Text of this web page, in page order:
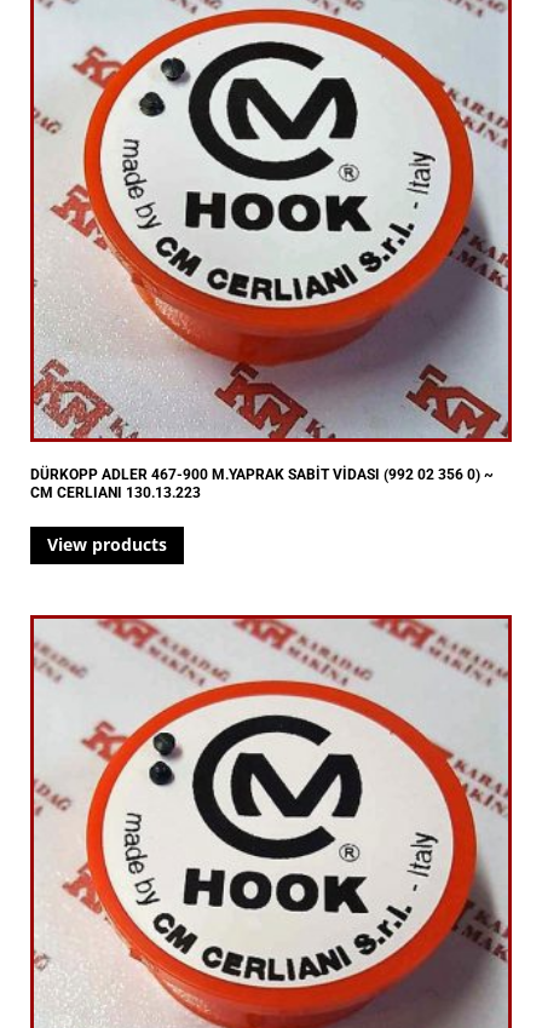
DÜRKOPP ADLER 467-900 M.YAPRAK SABİT VİDASI (992 02 356 0) ~
CM CERLIANI 130.13.223
View products